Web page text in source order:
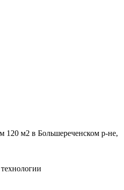
120 м2 в Большереченском р-не,